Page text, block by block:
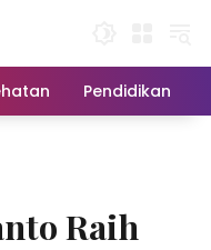
Pendidikan
Raih